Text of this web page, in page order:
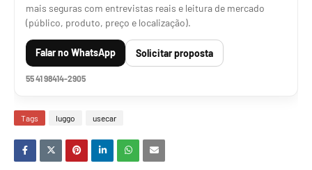
mais seguras com entrevistas reais e leitura de mercado
(público, produto, preço e localização).
Falar no WhatsApp Solicitar proposta
55 41 98414-2905
Tags luggo usecar